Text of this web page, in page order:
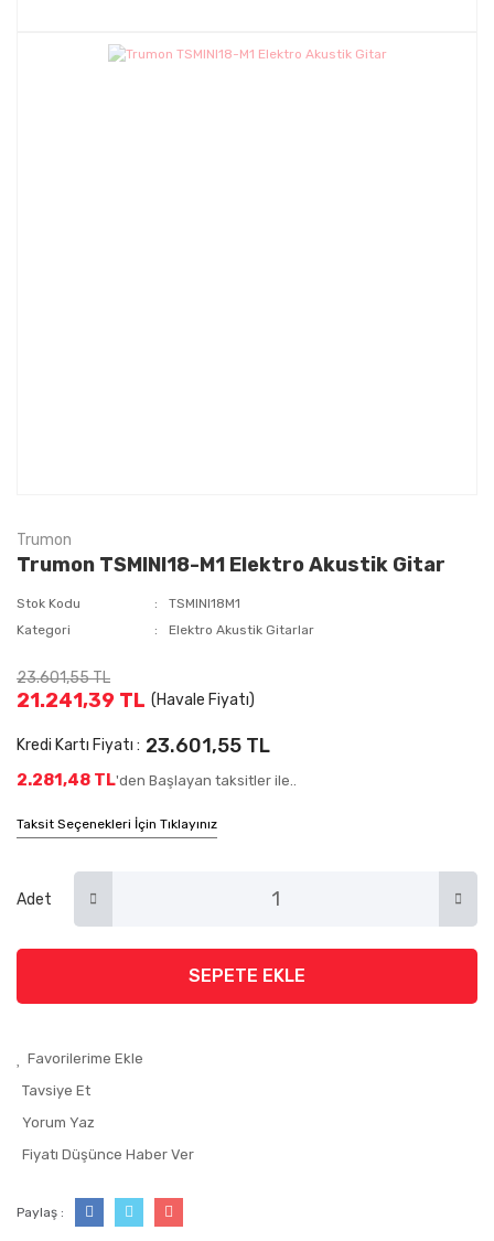
Trumon
Trumon TSMINI18-M1 Elektro Akustik Gitar
Stok Kodu
TSMINI18M1
Kategori
Elektro Akustik Gitarlar
23.601,55 TL
21.241,39 TL (Havale Fiyatı)
Kredi Kartı Fiyatı : 23.601,55 TL
2.281,48 TL'den Başlayan taksitler ile..
Taksit Seçenekleri İçin Tıklayınız
Adet
SEPETE EKLE
Tavsiye Et
Yorum Yaz
Fiyatı Düşünce Haber Ver
Paylaş :